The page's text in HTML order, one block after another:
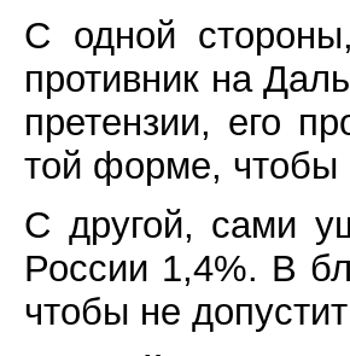
С одной
противник на
претензии, его
той форме, чтобы
С другой, сами
России 1,4%. В
чтобы не